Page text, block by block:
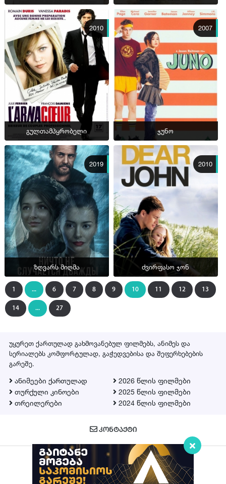
2010
გულთამპყრობელი
2007
ჯუნო
2019
ზღვარს მიღმა
2010
ძვირფასო ჯონ
1 ... 6 7 8 9 10 11 12 13
14 ... 27
უყურეთ ქართულად გახმოვანებულ ფილმებს, ანიმეს და
სერიალებს კომფორტულად, გაჭედვებისა და შეფერხებების
გარეშე.
ანიმეები ქართულად
თურქული კინოები
თრეილერები
2026 წლის ფილმები
2025 წლის ფილმები
2024 წლის ფილმები
ᲙᲝᲜᲢᲐᲥᲢᲘ
Qartulad.in © 2026